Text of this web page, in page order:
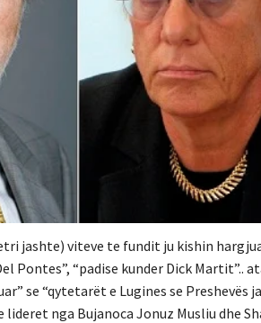
jashte) viteve te fundit ju kishin
Pontes”, “padise kunder Dick
se “qytetarët e Lugines se
lideret nga Bujanoca Jonuz Musliu dhe